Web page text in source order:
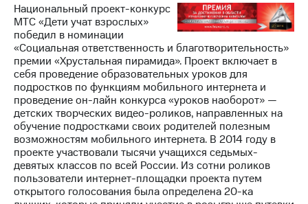
Национальный проект-конкурс
МТС «Дети учат взрослых»
победил в номинации
«Социальная ответственность и благотворительность»
премии «Хрустальная пирамида». Проект включает в
себя проведение образовательных уроков для
подростков по функциям мобильного интернета и
проведение он-лайн конкурса «уроков наоборот» —
детских творческих видео-роликов, направленных на
обучение подростками своих родителей полезным
возможностям мобильного интернета. В 2014 году в
проекте участвовали тысячи учащихся седьмых-
девятых классов по всей России. Из сотни роликов
пользователи интернет-площадки проекта путем
открытого голосования была определена 20-ка